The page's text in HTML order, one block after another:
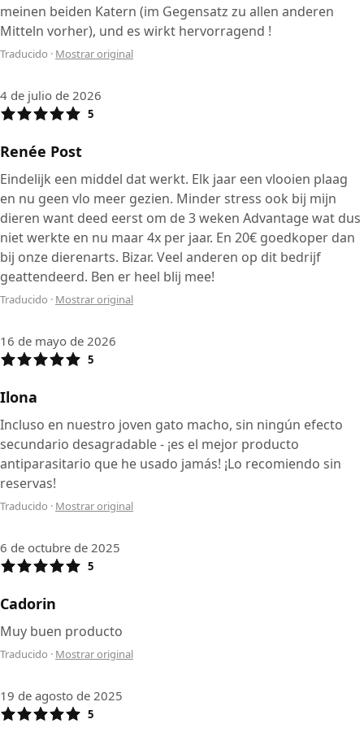
meinen beiden Katern (im Gegensatz zu allen anderen
Mitteln vorher), und es wirkt hervorragend !
Traducido · Mostrar original
4 de julio de 2026
5
Renée Post
Eindelijk een middel dat werkt. Elk jaar een vlooien plaag
en nu geen vlo meer gezien. Minder stress ook bij mijn
dieren want deed eerst om de 3 weken Advantage wat dus
niet werkte en nu maar 4x per jaar. En 20€ goedkoper dan
bij onze dierenarts. Bizar. Veel anderen op dit bedrijf
geattendeerd. Ben er heel blij mee!
Traducido · Mostrar original
16 de mayo de 2026
5
Ilona
Incluso en nuestro joven gato macho, sin ningún efecto
secundario desagradable - ¡es el mejor producto
antiparasitario que he usado jamás! ¡Lo recomiendo sin
reservas!
Traducido · Mostrar original
6 de octubre de 2025
5
Cadorin
Muy buen producto
Traducido · Mostrar original
19 de agosto de 2025
5